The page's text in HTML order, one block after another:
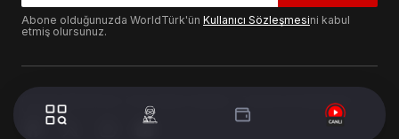
Abone olduğunuzda WorldTürk'ün Kullanıcı Sözleşmesini kabul
etmiş olursunuz.
© 2024 WorldTurk. Tüm Hakları Saklıdır. - Tasarım & Geliştirme :
Volion's